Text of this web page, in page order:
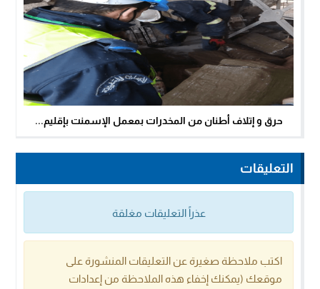
حرق و إتلاف أطنان من المخدرات بمعمل الإسمنت بإقليم...
التعليقات
عذراً التعليقات مغلقة
اكتب ملاحظة صغيرة عن التعليقات المنشورة على
موقعك (يمكنك إخفاء هذه الملاحظة من إعدادات